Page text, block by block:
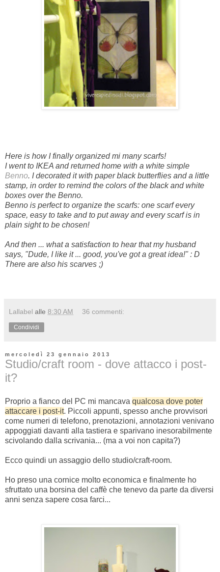
Here is how I finally organized mi many scarfs!
I went to IKEA and returned home with a white simple
Benno. I decorated it with paper black butterflies and a little
stamp, in order to remind the colors of the black and white
boxes over the Benno.
Benno is perfect to organize the scarfs: one scarf every
space, easy to take and to put away and every scarf is in
plain sight to be chosen!
And then ... what a satisfaction to hear that my husband
says, "Dude, I like it ... good, you've got a great idea!" : D
There are also his scarves ;)
Lallabel alle 8:30 AM 36 commenti:
Condividi
mercoledì 23 gennaio 2013
Studio/craft room - dove attacco i post-
it?
Proprio a fianco del PC mi mancava qualcosa dove poter
attaccare i post-it. Piccoli appunti, spesso anche provvisori
come numeri di telefono, prenotazioni, annotazioni venivano
appoggiati davanti alla tastiera e sparivano inesorabilmente
scivolando dalla scrivania... (ma a voi non capita?)
Ecco quindi un assaggio dello studio/craft-room.
Ho preso una cornice molto economica e finalmente ho
sfruttato una borsina del caffè che tenevo da parte da diversi
anni senza sapere cosa farci...